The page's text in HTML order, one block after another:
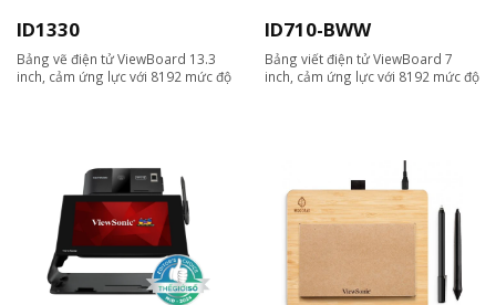
ID1330
Bảng vẽ điện tử ViewBoard 13.3
inch, cảm ứng lực với 8192 mức độ
ID710-BWW
Bảng viết điện tử ViewBoard 7
inch, cảm ứng lực với 8192 mức độ